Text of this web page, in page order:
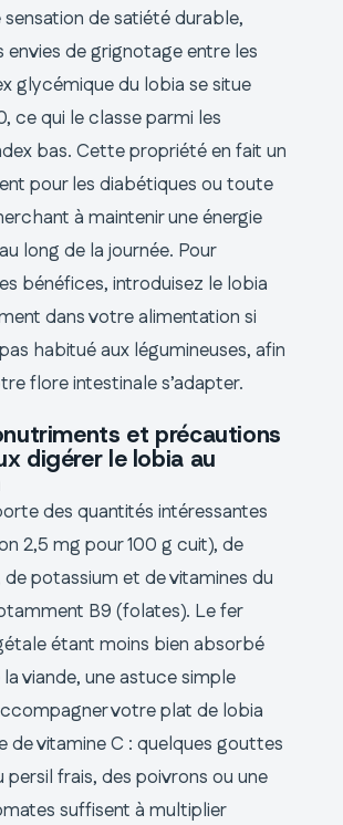
de satiété durable,
envies de grignotage entre les
glycémique du lobia se situe
ce qui le classe parmi les
bas. Cette propriété en fait un
pour les diabétiques ou toute
à maintenir une énergie
long de la journée. Pour
bénéfices, introduisez le lobia
dans votre alimentation si
habitué aux légumineuses, afin
flore intestinale s’adapter.
et précautions
digérer le lobia au
des quantités intéressantes
2,5 mg pour 100 g cuit), de
potassium et de vitamines du
B9 (folates). Le fer
étant moins bien absorbé
viande, une astuce simple
votre plat de lobia
de vitamine C : quelques gouttes
persil frais, des poivrons ou une
suffisent à multiplier